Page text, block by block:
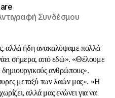
Συνδέσμου
αλλά ήδη ανακαλύψαμε πολλά
σήμερα, από εδώ». «Θέλουμε
ανθρώπους».
μεταξύ των λαών μας». «Η
αλλά μας ενώνει για να